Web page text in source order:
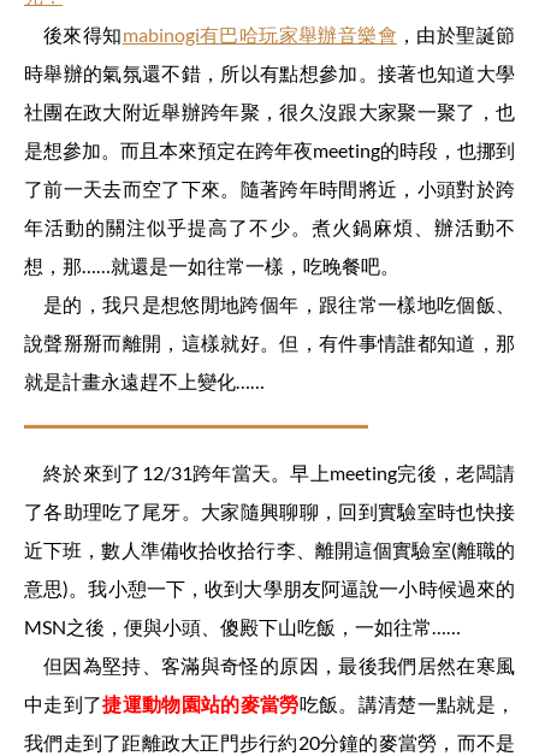
後來得知mabinogi有巴哈玩家舉辦音樂會 ，由於聖誕節
時舉辦的氣氛還不錯，所以有點想參加。接著也知道大學
社團在政大附近舉辦跨年聚，很久沒跟大家聚一聚了，也
是想參加。而且本來預定在跨年夜meeting的時段，也挪到
了前一天去而空了下來。隨著跨年時間將近，小頭對於跨
年活動的關注似乎提高了不少。煮火鍋麻煩、辦活動不
想，那……就還是一如往常一樣，吃晚餐吧。
是的，我只是想悠閒地跨個年，跟往常一樣地吃個飯、
說聲掰掰而離開，這樣就好。但，有件事情誰都知道，那
就是計畫永遠趕不上變化……
終於來到了12/31跨年當天。早上meeting完後，老闆請
了各助理吃了尾牙。大家隨興聊聊，回到實驗室時也快接
近下班，數人準備收拾收拾行李、離開這個實驗室(離職的
意思)。我小憩一下，收到大學朋友阿逼說一小時候過來的
MSN之後，便與小頭、傻殿下山吃飯，一如往常……
但因為堅持、客滿與奇怪的原因，最後我們居然在寒風
中走到了捷運動物園站的麥當勞吃飯。講清楚一點就是，
我們走到了距離政大正門步行約20分鐘的麥當勞，而不是